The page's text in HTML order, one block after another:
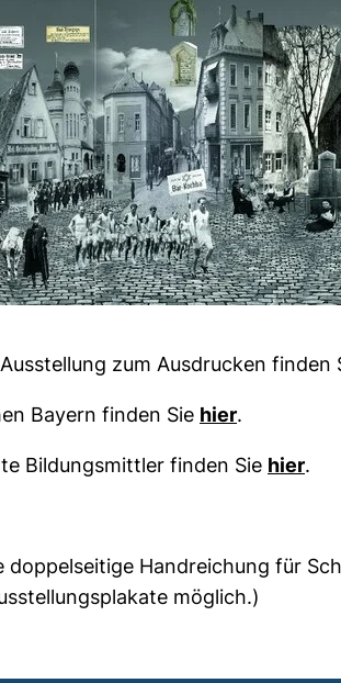
zum Ausdrucken finden
Bayern finden Sie hier(öffnet
.
Bildungsmittler finden Sie hier.
doppelseitige Handreichung für
möglich.)